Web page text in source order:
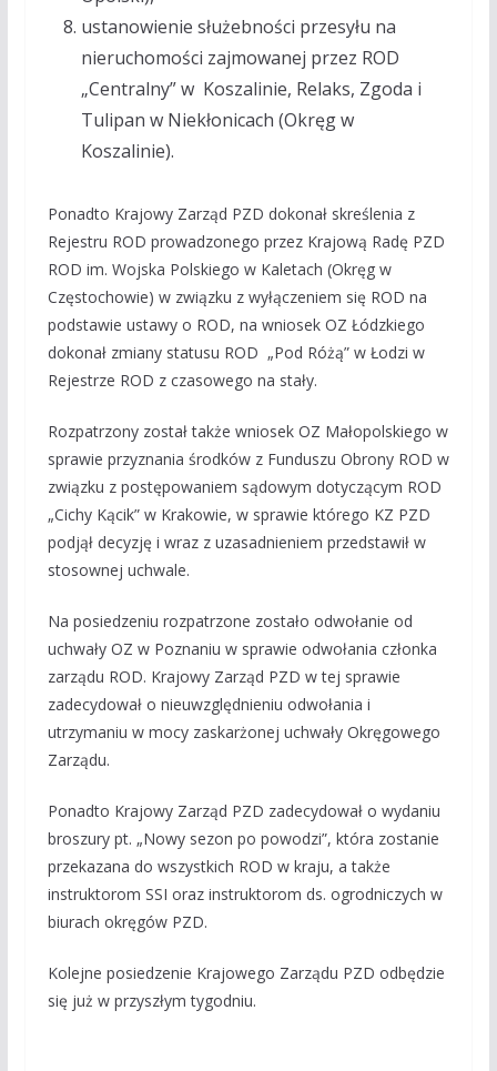
ustanowienie służebności przesyłu na
nieruchomości zajmowanej przez ROD
„Centralny” w Koszalinie, Relaks, Zgoda i
Tulipan w Niekłonicach (Okręg w
Koszalinie).
Ponadto Krajowy Zarząd PZD dokonał skreślenia z
Rejestru ROD prowadzonego przez Krajową Radę PZD
ROD im. Wojska Polskiego w Kaletach (Okręg w
Częstochowie) w związku z wyłączeniem się ROD na
podstawie ustawy o ROD, na wniosek OZ Łódzkiego
dokonał zmiany statusu ROD „Pod Różą” w Łodzi w
Rejestrze ROD z czasowego na stały.
Rozpatrzony został także wniosek OZ Małopolskiego w
sprawie przyznania środków z Funduszu Obrony ROD w
związku z postępowaniem sądowym dotyczącym ROD
„Cichy Kącik” w Krakowie, w sprawie którego KZ PZD
podjął decyzję i wraz z uzasadnieniem przedstawił w
stosownej uchwale.
Na posiedzeniu rozpatrzone zostało odwołanie od
uchwały OZ w Poznaniu w sprawie odwołania członka
zarządu ROD. Krajowy Zarząd PZD w tej sprawie
zadecydował o nieuwzględnieniu odwołania i
utrzymaniu w mocy zaskarżonej uchwały Okręgowego
Zarządu.
Ponadto Krajowy Zarząd PZD zadecydował o wydaniu
broszury pt. „Nowy sezon po powodzi”, która zostanie
przekazana do wszystkich ROD w kraju, a także
instruktorom SSI oraz instruktorom ds. ogrodniczych w
biurach okręgów PZD.
Kolejne posiedzenie Krajowego Zarządu PZD odbędzie
się już w przyszłym tygodniu.